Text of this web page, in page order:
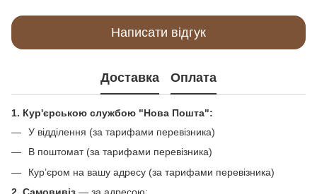
Написати відгук
Доставка Оплата
1. Кур'єрською службою "Нова Пошта":
У відділення (за тарифами перевізника)
В поштомат (за тарифами перевізника)
Кур’єром на вашу адресу (за тарифами перевізника)